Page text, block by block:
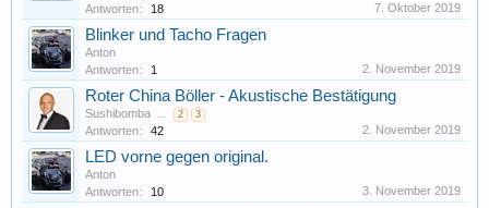
Antworten:
18 7. Oktober 2019
Blinker und Tacho Fragen
Anton
Antworten:
1 2. November 2019
Roter China Böller - Akustische Bestätigung
Sushibomba ... 2 3
Antworten: 42 2. November 2019
LED vorne gegen original.
Anton
Antworten:
10 3. November 2019